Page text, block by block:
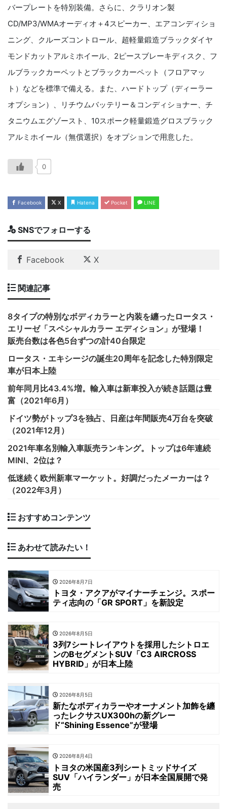
バープレートを特別装備。さらに、クラリオン製
CD/MP3/WMAオーディオ＋4スピーカー、エアコンディショ
ニング、クルーズコントロール、超軽量鍛造ブラックダイヤ
モンドカットアルミホイール、2ピースブレーキディスク、フ
ルブラックカーペットとブラックカーペット（フロアマッ
ト）などを標準で備える。また、ハードトップ（ディーラー
オプション）、リチウムバッテリー＆コンディショナー、チ
タニウムエグゾースト、10スポーク軽量鍛造グロスブラック
アルミホイール（無償選択）をオプションで用意した。
0
Facebook X Hatena Pocket LINE
SNSでフォローする
Facebook X
関連記事
8タイプの特別なボディカラーと内装を纏ったロータス・
エリーゼ「スペシャルカラー エディション」が登場！
販売台数は各色5台ずつの計40台限定
ロータス・エキシージの誕生20周年を記念した特別限定
車が日本上陸
前年同月比43.4%増。輸入車は新車投入が続き話題は豊
富（2021年6月）
ドイツ勢がトップ3を独占、日産は年間販売4万台を突破
（2021年12月）
2021年車名別輸入車販売ランキング。トップは6年連続
MINI、2位は？
低迷続く欧州新車マーケット。好調だったメーカーは？
（2022年3月）
おすすめコンテンツ
あわせて読みたい！
2026年8月7日
トヨタ・アクアがマイナーチェンジ。スポー
ティ志向の「GR SPORT」を新設定
2026年8月5日
3列7シートレイアウトを採用したシトロエ
ンのBセグメントSUV「C3 AIRCROSS
HYBRID」が日本上陸
2026年8月5日
新たなボディカラーやオーナメント加飾を纏
ったレクサスUX300hの新グレー
ド“Shining Essence”が登場
2026年8月4日
トヨタの米国産3列シートミッドサイズ
SUV「ハイランダー」が日本全国展開で発
売